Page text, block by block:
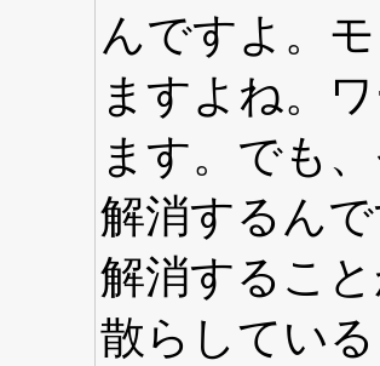
んですよ。
ますよね。
ます。でも
解消するん
解消するこ
散らしてい